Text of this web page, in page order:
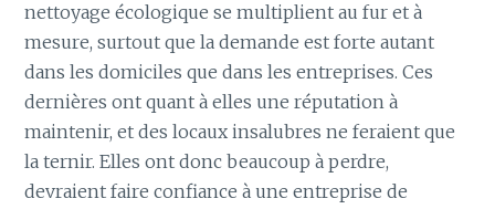
nettoyage écologique se multiplient au fur et à
mesure, surtout que la demande est forte autant
dans les domiciles que dans les entreprises. Ces
dernières ont quant à elles une réputation à
maintenir, et des locaux insalubres ne feraient que
la ternir. Elles ont donc beaucoup à perdre,
devraient faire confiance à une entreprise de